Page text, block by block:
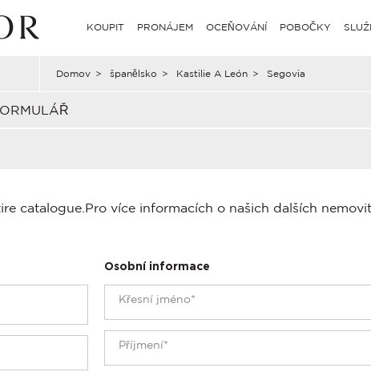
KOUPIT PRONÁJEM OCEŇOVÁNÍ POBOČKY
Domov > španělsko > Kastilie A León > Segovia
catalogue. Pro více informacích o našich dalších
Osobní informace